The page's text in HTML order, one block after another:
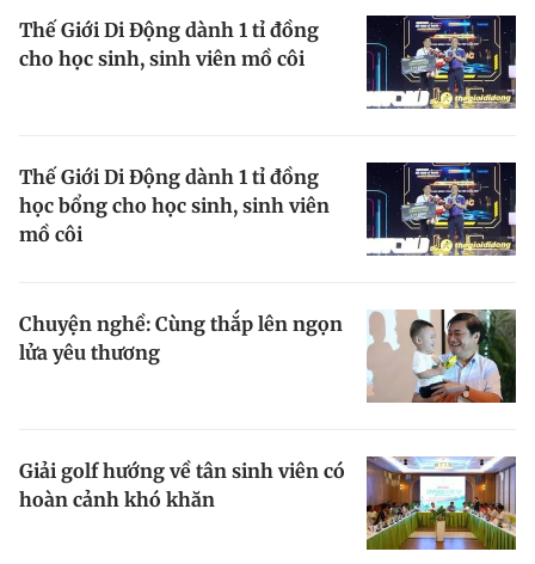
Thế Giới Di Động dành 1 tỉ đồng
cho học sinh, sinh viên mồ côi
Thế Giới Di Động dành 1 tỉ đồng
học bổng cho học sinh, sinh viên
mồ côi
Chuyện nghề: Cùng thắp lên ngọn
lửa yêu thương
Giải golf hướng về tân sinh viên có
hoàn cảnh khó khăn